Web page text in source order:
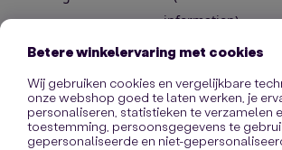
information).
Betere winkelervaring met cookies
Wij gebruiken cookies en vergelijkbare
onze webshop goed te laten werken, je
personaliseren, statistieken te verzamelen
toestemming, persoonsgegevens te
gepersonaliseerde en niet-